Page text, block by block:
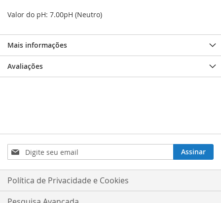
Valor do pH: 7.00pH (Neutro)
Mais informações
Avaliações
Inscreva-
se
na
nossa
Assinar
Política de Privacidade e Cookies